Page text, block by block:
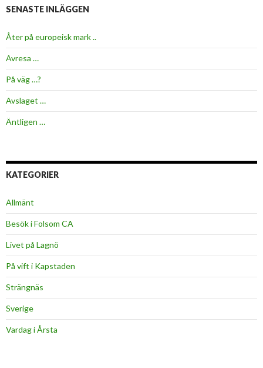
SENASTE INLÄGGEN
Åter på europeisk mark ..
Avresa …
På väg …?
Avslaget …
Äntligen …
KATEGORIER
Allmänt
Besök i Folsom CA
Livet på Lagnö
På vift i Kapstaden
Strängnäs
Sverige
Vardag i Årsta